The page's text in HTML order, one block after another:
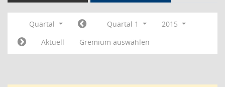
Quartal Quartal 1
2015
Aktuell
Gremium auswählen